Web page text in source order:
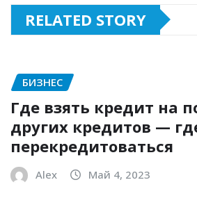
RELATED STORY
БИЗНЕС
Где взять кредит на
других кредитов —
перекредитоваться
Alex Май 4, 2023